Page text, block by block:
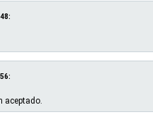
aceptado.